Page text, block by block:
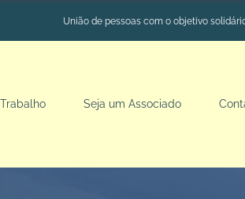
União de pessoas com o objetivo
Seja um Associado